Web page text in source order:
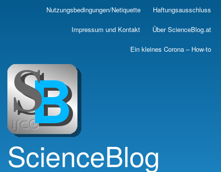
Skip
main
Nutzungsbedingungen/Netiquette Haftungsausschluss
Impressum und Kontakt Über ScienceBlog.at
Ein kleines Corona – How-to
ScienceBlog